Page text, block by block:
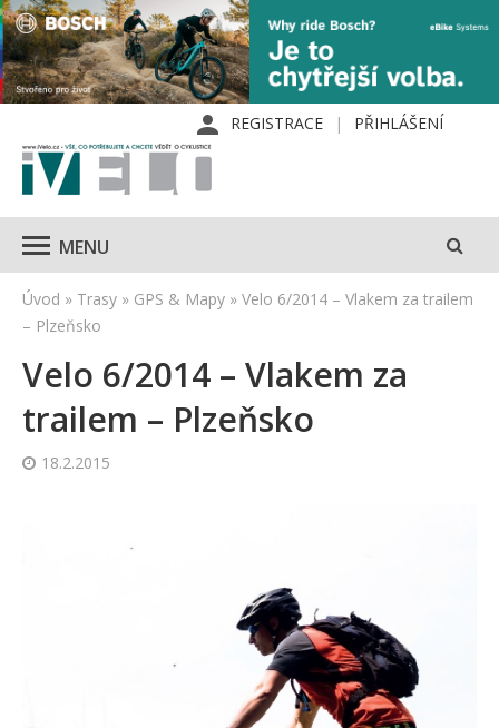
REGISTRACE PŘIHLÁŠENÍ
MENU
Úvod » Trasy » GPS & Mapy » Velo 6/2014 – Vlakem za trailem
– Plzeňsko
Velo 6/2014 – Vlakem za
trailem – Plzeňsko
18.2.2015